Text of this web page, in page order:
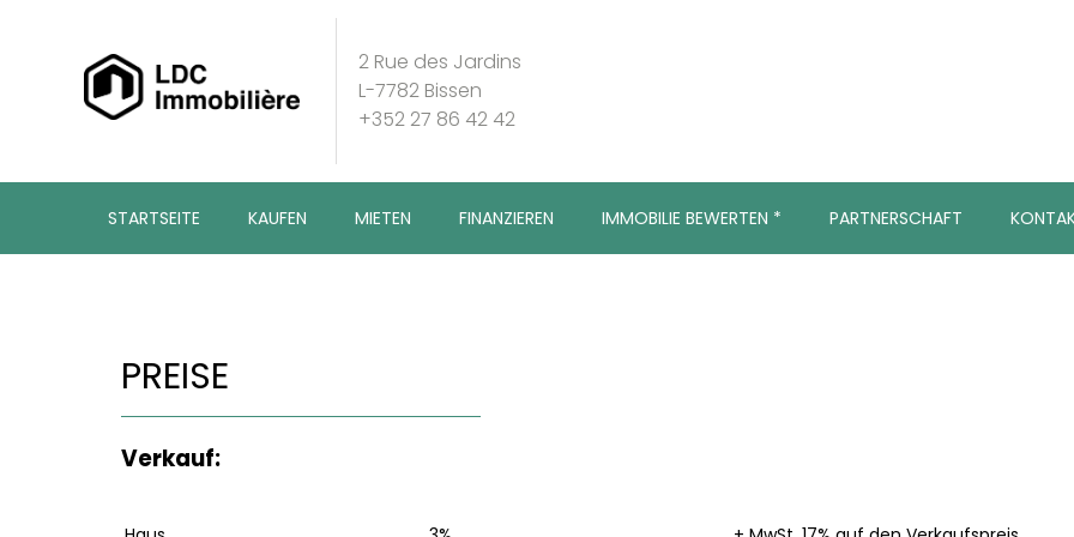
2 Rue des Jardins
L-7782 Bissen
+352 27 86 42 42
STARTSEITE KAUFEN MIETEN FINANZIEREN IMMOBILIE BEWERTEN * PARTNERSCHAFT
PREISE
Verkauf: